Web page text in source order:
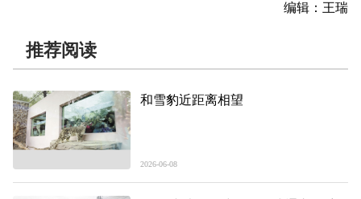
编辑：王瑞
推荐阅读
和雪豹近距离相望
2026-06-08